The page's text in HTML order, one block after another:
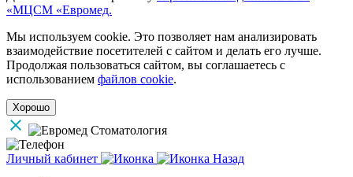
«МЦСМ «Евромед.
Мы используем cookie. Это позволяет нам анализировать
взаимодействие посетителей с сайтом и делать его лучше.
Продолжая пользоваться сайтом, вы соглашаетесь с
использованием файлов cookie.
Хорошо
Личный кабинет
Назад